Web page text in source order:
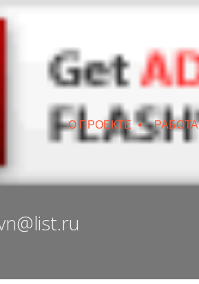
О ПРОЕКТЕ • РАБОТА
ИЗРУИН/IZRUIN | ВЕСНА 2019 | DUX 20-19